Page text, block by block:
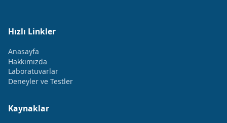
Hızlı Linkler
Anasayfa
Hakkımızda
Laboratuvarlar
Deneyler ve Testler
Kaynaklar